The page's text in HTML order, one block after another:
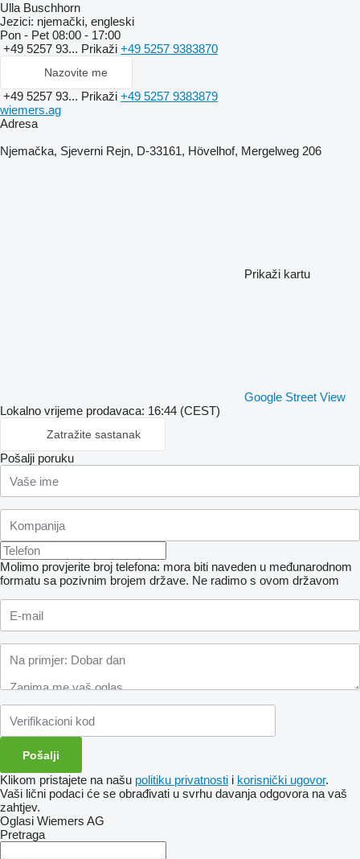
Ulla Buschhorn
Jezici: njemački, engleski
Pon - Pet 08:00 - 17:00
+49 5257 93... Prikaži +49 5257 9383870
Nazovite me
+49 5257 93... Prikaži +49 5257 9383879
wiemers.ag
Adresa
Njemačka, Sjeverni Rejn, D-33161, Hövelhof, Mergelweg 206
Prikaži kartu
Google Street View
Lokalno vrijeme prodavaca: 16:44 (CEST)
Zatražite sastanak
Pošalji poruku
Molimo provjerite broj telefona: mora biti naveden u međunarodnom
formatu sa pozivnim brojem države. Ne radimo s ovom državom
Klikom pristajete na našu politiku privatnosti i korisnički ugovor.
Vaši lični podaci će se obrađivati ​​u svrhu davanja odgovora na vaš
zahtjev.
Oglasi Wiemers AG
Pretraga